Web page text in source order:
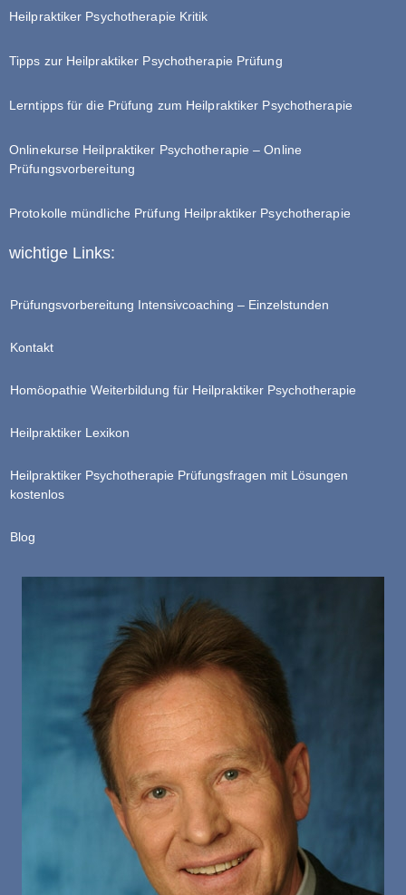
Heilpraktiker Psychotherapie Kritik
Tipps zur Heilpraktiker Psychotherapie Prüfung
Lerntipps für die Prüfung zum Heilpraktiker Psychotherapie
Onlinekurse Heilpraktiker Psychotherapie – Online
Prüfungsvorbereitung
Protokolle mündliche Prüfung Heilpraktiker Psychotherapie
wichtige Links:
Prüfungsvorbereitung Intensivcoaching – Einzelstunden
Kontakt
Homöopathie Weiterbildung für Heilpraktiker Psychotherapie
Heilpraktiker Lexikon
Heilpraktiker Psychotherapie Prüfungsfragen mit Lösungen
kostenlos
Blog